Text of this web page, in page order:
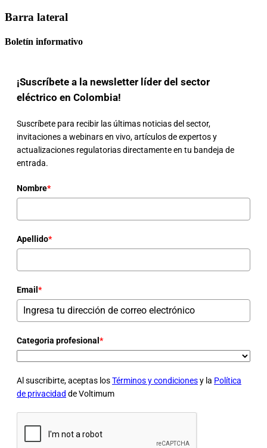
Barra lateral
Boletín informativo
¡Suscríbete a la newsletter líder del sector
eléctrico en Colombia!
Suscríbete para recibir las últimas noticias del sector,
invitaciones a webinars en vivo, artículos de expertos y
actualizaciones regulatorias directamente en tu bandeja de
entrada.
Nombre*
Apellido*
Email *
Categoria profesional *
Al suscribirte, aceptas losTérminos y condicionesy la Política
de privacidad de Voltimum